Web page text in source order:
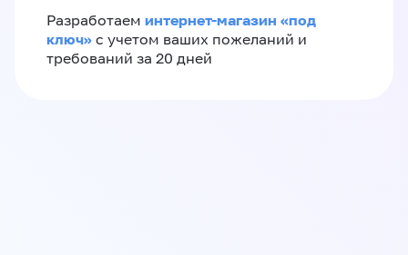
Разработаем интернет-магазин «‎под
ключ»‎ с учетом ваших пожеланий и
требований за 20 дней